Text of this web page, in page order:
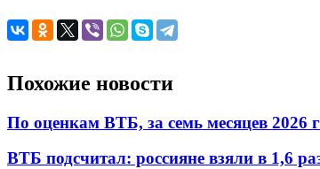
Похожие новости
По оценкам ВТБ, за семь месяцев 2026
ВТБ подсчитал: россияне взяли в 1,6